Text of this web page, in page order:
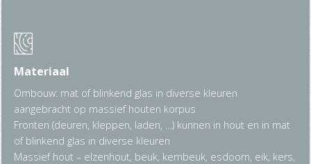
Materiaal
Ombouw: mat of blinkend glas in diverse kleuren
aangebracht op massief houten korpus
Fronten (deuren, kleppen, laden, …) kunnen in hout en in mat
of blinkend glas in diverse kleuren
Massief hout – elzenhout, beuk, kernbeuk, esdoorn, eik, kers,